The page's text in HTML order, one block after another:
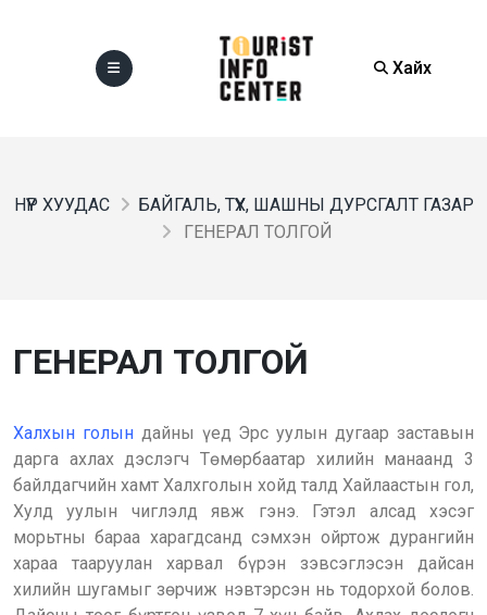
Хайх
НҮҮР ХУУДАС
БАЙГАЛЬ, ТҮҮХ, ШАШНЫ ДУРСГАЛТ ГАЗАР
ГЕНЕРАЛ ТОЛГОЙ
ГЕНЕРАЛ ТОЛГОЙ
Халхын голындайны үед Эрс уулын дугаар заставын
дарга ахлах дэслэгч Төмөрбаатар хилийн манаанд 3
байлдагчийн хамт Халхголын хойд талд Хайлаастын гол,
Хулд уулын чиглэлд явж гэнэ. Гэтэл алсад хэсэг
морьтны бараа харагдсанд сэмхэн ойртож дурангийн
хараа тааруулан харвал бүрэн зэвсэглэсэн дайсан
хилийн шугамыг зөрчиж нэвтэрсэн нь тодорхой болов.